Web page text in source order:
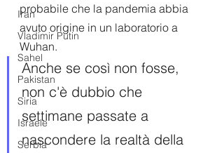
Iran
Vladimir Putin
Sahel
Pakistan
Siria
Israele
Serbia
probabile che la pandemia abbia
avuto origine in un laboratorio a
Wuhan.
Anche se così non fosse,
non c'è dubbio che
settimane passate a
nascondere la realtà della